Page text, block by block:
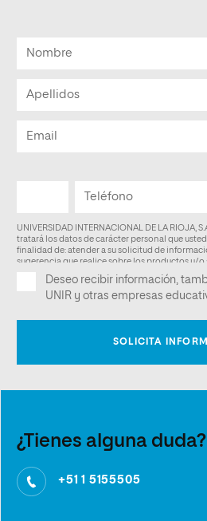
¿Tienes alguna duda?
+51 1 5155505